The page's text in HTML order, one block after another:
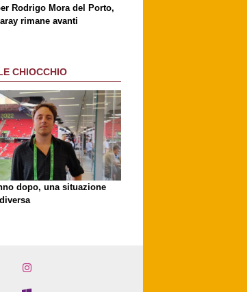
Rodrigo Mora del Porto,
rimane avanti
CHIOCCHIO
dopo, una situazione